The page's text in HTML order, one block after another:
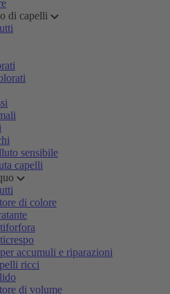
di capelli
sensibile
capelli
di colore
accumuli e riparazioni
ricci
di volume